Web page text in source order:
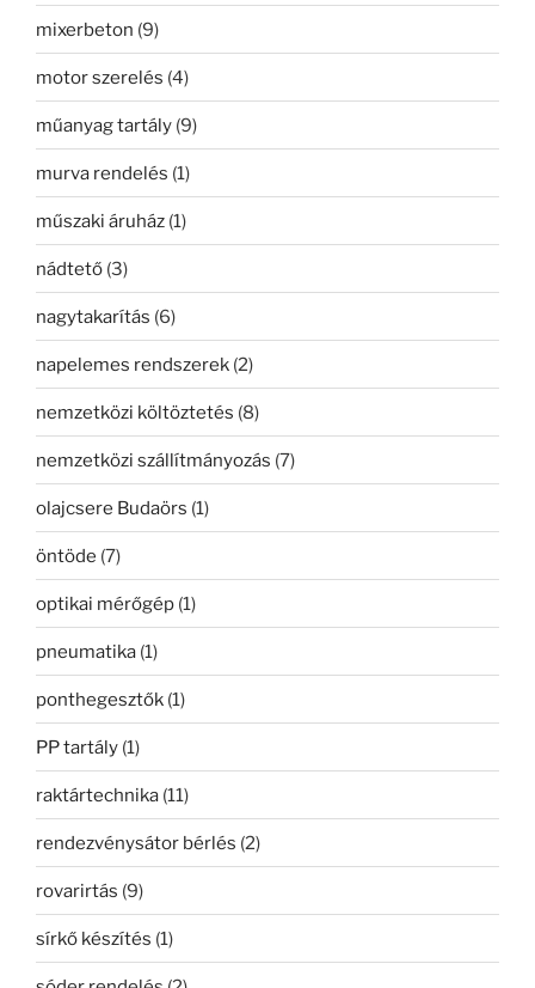
mixerbeton (9)
motor szerelés (4)
műanyag tartály (9)
murva rendelés (1)
műszaki áruház (1)
nádtető (3)
nagytakarítás (6)
napelemes rendszerek (2)
nemzetközi költöztetés (8)
nemzetközi szállítmányozás (7)
olajcsere Budaörs (1)
öntöde (7)
optikai mérőgép (1)
pneumatika (1)
ponthegesztők (1)
PP tartály (1)
raktártechnika (11)
rendezvénysátor bérlés (2)
rovarirtás (9)
sírkő készítés (1)